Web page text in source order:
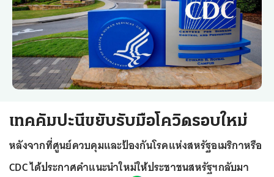
เทคคัมปะนีขยับรับมือโควิดรอบใหม่
หลังจากที่ศูนย์ควบคุมและป้องกันโรคแห่งสหรัฐอเมริกาหรือ
CDC ได้ประกาศคำแนะนำใหม่ให้ประชาชนสหรัฐฯกลับมา